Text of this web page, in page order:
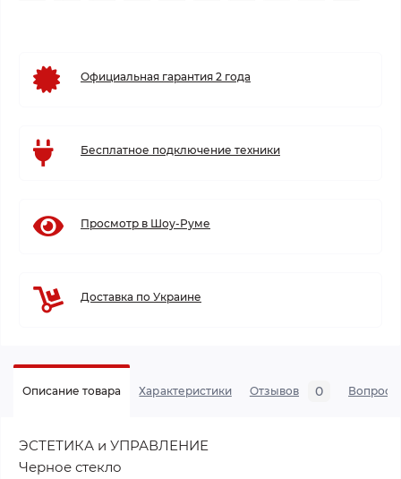
Официальная гарантия 2 года
Бесплатное подключение техники
Просмотр в Шоу-Руме
Доставка по Украине
Описание товара Характеристики Отзывов 0 Вопросы
ЭСТЕТИКА и УПРАВЛЕНИЕ
Черное стекло